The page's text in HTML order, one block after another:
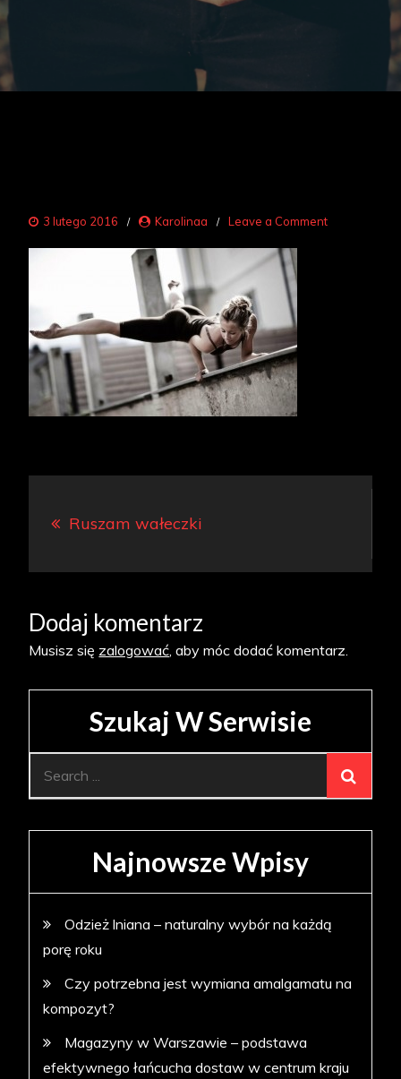
3 lutego 2016 Karolinaa Leave a Commenton
Ruszam wałeczki
Dodaj komentarz
Musisz się zalogować, aby móc dodać komentarz.
Szukaj W Serwisie
Najnowsze Wpisy
Odzież lniana – naturalny wybór na każdą
porę roku
Czy potrzebna jest wymiana amalgamatu na
kompozyt?
Magazyny w Warszawie – podstawa
efektywnego łańcucha dostaw w centrum kraju